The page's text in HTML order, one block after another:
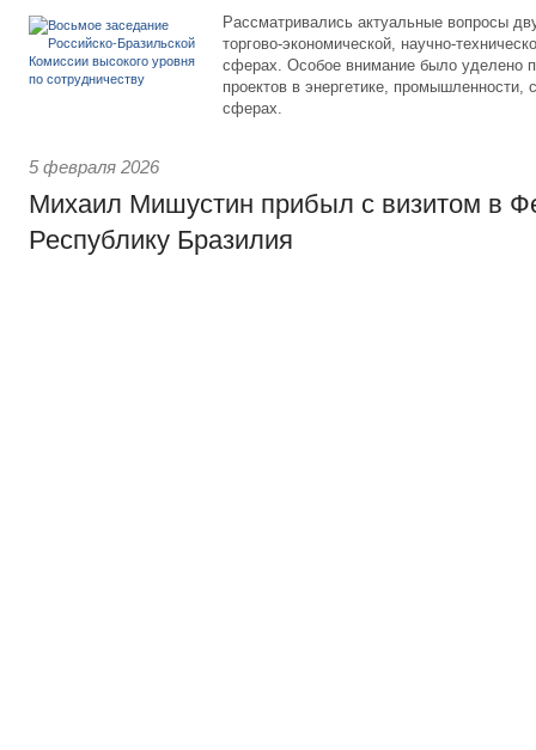
Рассматривались актуальные вопросы
торгово-экономической, научно-
сферах. Особое внимание было уделено
проектов в энергетике, промышленности,
сферах.
5 февраля 2026
Михаил Мишустин прибыл с визитом в
Республику Бразилия